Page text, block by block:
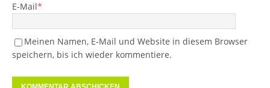
E-Mail*
Meinen Namen, E-Mail und Website in diesem Browser
speichern, bis ich wieder kommentiere.